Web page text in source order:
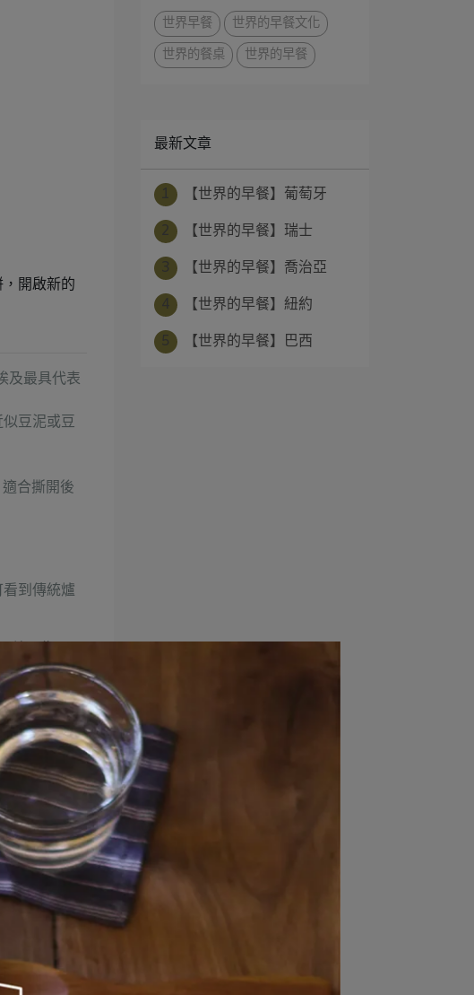
開啟新的
及最具代表
似豆泥或豆
合撕開後
到傳統爐
世界早餐
世界的早餐文化
世界的餐桌
世界的早餐
最新文章
【世界的早餐】葡萄牙
【世界的早餐】瑞士
【世界的早餐】喬治亞
【世界的早餐】紐約
【世界的早餐】巴西